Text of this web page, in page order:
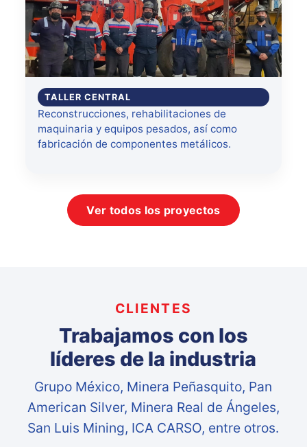
TALLER CENTRAL
Reconstrucciones, rehabilitaciones de
maquinaria y equipos pesados, así como
fabricación de componentes metálicos.
Ver todos los proyectos
CLIENTES
Trabajamos con los
líderes de la industria
Grupo México, Minera Peñasquito, Pan
American Silver, Minera Real de Ángeles,
San Luis Mining, ICA CARSO, entre otros.